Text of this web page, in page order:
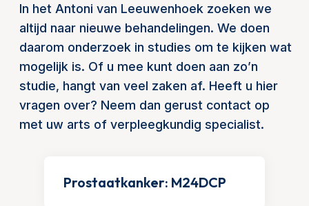
In het Antoni van Leeuwenhoek zoeken we
altijd naar nieuwe behandelingen. We doen
daarom onderzoek in studies om te kijken wat
mogelijk is. Of u mee kunt doen aan zo’n
studie, hangt van veel zaken af. Heeft u hier
vragen over? Neem dan gerust contact op
met uw arts of verpleegkundig specialist.
Prostaatkanker: M24DCP